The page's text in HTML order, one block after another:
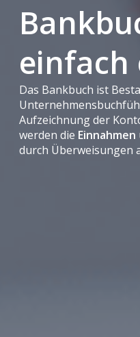
Das Bankbuch ist
Aufzeichnung der
werden die Einnahmen
durch Überweisungen